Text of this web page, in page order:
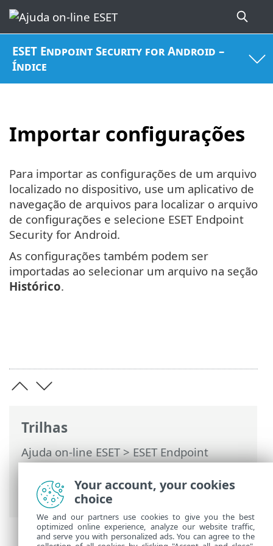
ESET Endpoint Security for Android –
Índice
Importar configurações
Trilhas
Ajuda on-line ESET>ESET Endpoint
Security for Android>Configuração
avançada
>Importar/exportar
configurações> Importar configurações
Para importar as configurações de um arquivo
localizado no dispositivo, use um aplicativo de
navegação de arquivos para localizar o arquivo
de configurações e selecione ESET Endpoint
Security for Android.
As configurações também podem ser
importadas ao selecionar um arquivo na seção
Histórico.
Your account, your cookies
choice
We and our partners use cookies to give you the best
optimized online experience, analyze our website traffic,
and serve you with personalized ads. You can agree to the